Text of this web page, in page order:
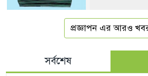
প্রজ্ঞাপন এর আরও
সর্বশেষ